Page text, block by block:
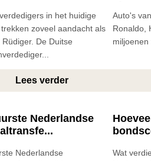
in het huidige
zoveel aandacht als
Rüdiger. De Duitse
Lees verder
Auto's
Ronaldo,
miljoenen
Nederlandse
Nederlandse
Wat